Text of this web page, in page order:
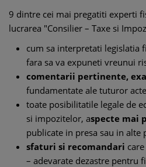
9 dintre cei mai pregatiti experti
lucrarea "Consilier – Taxe si
cum sa interpretati legislatia
fara sa va expuneti vreunui
comentarii pertinente,
fundamentate ale tuturor
toate posibilitatile legale de
si impozitelor, aspecte mai
publicate in presa sau in alte
sfaturi si recomandari
– adevarate dezastre pentru